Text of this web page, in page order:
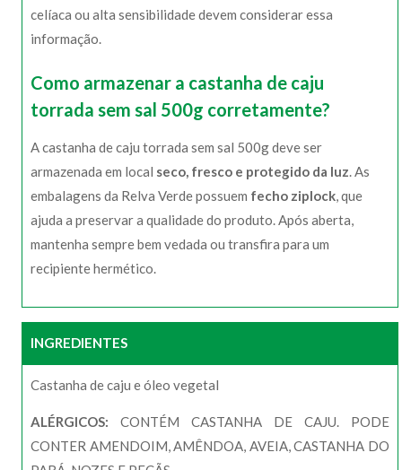
celíaca ou alta sensibilidade devem considerar essa
informação.
Como armazenar a castanha de caju
torrada sem sal 500g corretamente?
A castanha de caju torrada sem sal 500g deve ser
armazenada em local seco, fresco e protegido da luz . As
embalagens da Relva Verde possuem fecho ziplock , que
ajuda a preservar a qualidade do produto. Após aberta,
mantenha sempre bem vedada ou transfira para um
recipiente hermético.
INGREDIENTES
Castanha de caju e óleo vegetal
ALÉRGICOS: CONTÉM CASTANHA DE CAJU. PODE
CONTER AMENDOIM, AMÊNDOA, AVEIA, CASTANHA DO